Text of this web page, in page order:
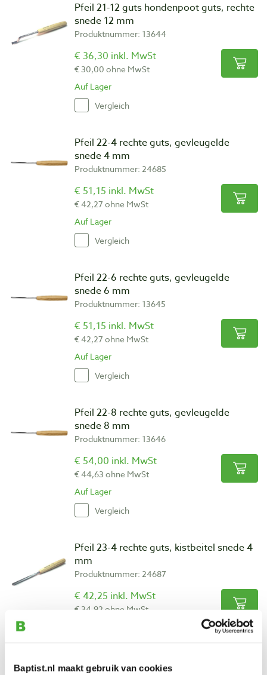
Baptist.nl maakt gebruik van cookies
Pfeil 21-12 guts hondenpoot guts, rechte
snede 12 mm
Produktnummer: 13644
€ 36,30 inkl. MwSt
€ 30,00 ohne MwSt
Auf Lager
Vergleich
Pfeil 22-4 rechte guts, gevleugelde
snede 4 mm
Produktnummer: 24685
€ 51,15 inkl. MwSt
€ 42,27 ohne MwSt
Auf Lager
Vergleich
Pfeil 22-6 rechte guts, gevleugelde
snede 6 mm
Produktnummer: 13645
€ 51,15 inkl. MwSt
€ 42,27 ohne MwSt
Auf Lager
Vergleich
Pfeil 22-8 rechte guts, gevleugelde
snede 8 mm
Produktnummer: 13646
€ 54,00 inkl. MwSt
€ 44,63 ohne MwSt
Auf Lager
Vergleich
Pfeil 23-4 rechte guts, kistbeitel snede 4
mm
Produktnummer: 24687
€ 42,25 inkl. MwSt
€ 34,92 ohne MwSt
Vergleich